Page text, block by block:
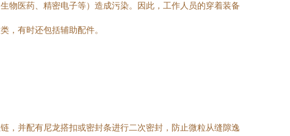
物医药、精密电子等）造成污染。因此，工作人员的穿着装备
，有时还包括辅助配件。
，并配有尼龙搭扣或密封条进行二次密封，防止微粒从缝隙逸